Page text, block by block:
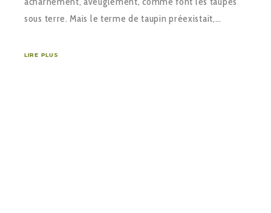
sous terre. Mais le terme de taupin préexistait,…
LIRE PLUS